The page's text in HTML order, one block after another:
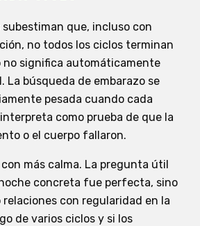
subestiman que, incluso con
no todos los ciclos terminan
no significa automáticamente
La búsqueda de embarazo se
pesada cuando cada
como prueba de que la
o el cuerpo fallaron.
más calma. La pregunta útil
concreta fue perfecta, sino
con regularidad en la
de varios ciclos y si los